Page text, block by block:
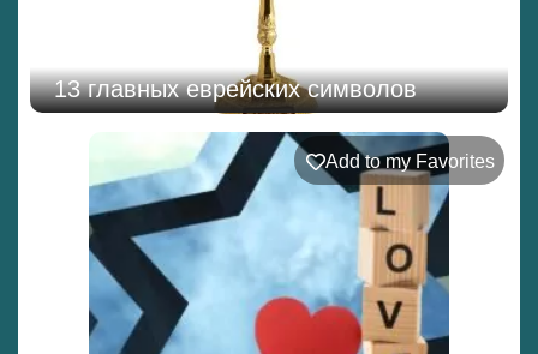
13 главных еврейских символов
Add to my Favorites